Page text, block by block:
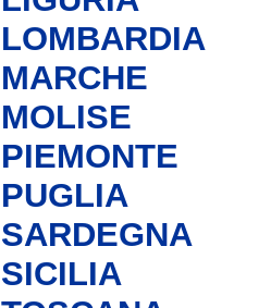
LOMBARDIA
MARCHE
MOLISE
PIEMONTE
PUGLIA
SARDEGNA
SICILIA